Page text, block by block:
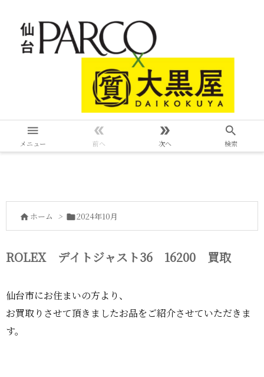

メニュー

前へ

次へ

検索
 ホーム > 2024年10月
ROLEX デイトジャスト36 16200 買取
仙台市にお住まいの方より、
お買取りさせて頂きましたお品をご紹介させていただきま
す。